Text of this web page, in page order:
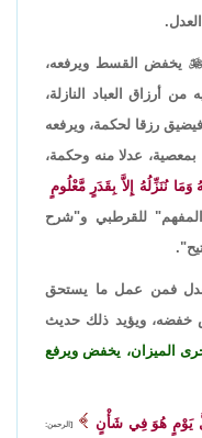
 يخفض القسط ويرفعه،
أرزاق العباد النازلة،
رزقا لحكمة، ويرفعه
عدلا منه وحكمة،
نُنَزِّلُهُ إِلاَّ بِقَدَرٍ مَّعْلُومٍ
للقرطبي و"شرح
فمن عمل ما يستحق
خفضه، ويؤيد ذلك حديث
الميزان، يخفض ويرفع
يَوْمٍ هُوَ فِي شَأْنٍ [الرحمن: